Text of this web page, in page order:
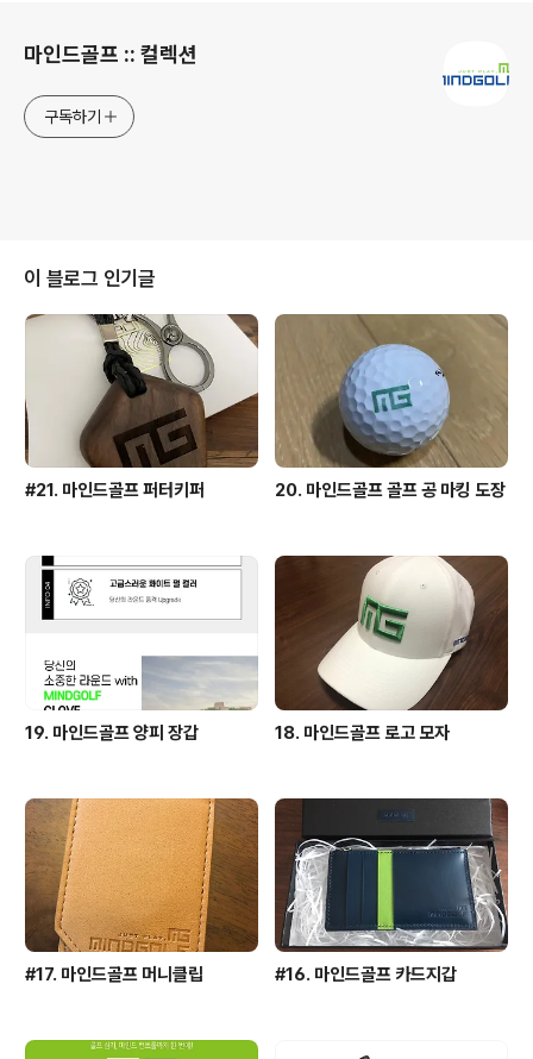
마인드골프 :: 컬렉션
구독하기
이 블로그 인기글
#21. 마인드골프 퍼터키퍼 20. 마인드골프 골프 공 마킹 도장
19. 마인드골프 양피 장갑 18. 마인드골프 로고 모자
#17. 마인드골프 머니클립 #16. 마인드골프 카드지갑